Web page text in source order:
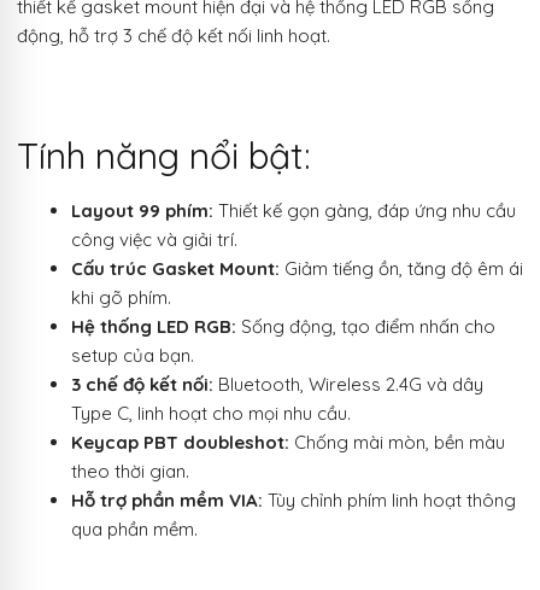
thiết kế gasket mount hiện đại và hệ thống LED RGB sống
động, hỗ trợ 3 chế độ kết nối linh hoạt.
Tính năng nổi bật:
Layout 99 phím: Thiết kế gọn gàng, đáp ứng nhu cầu
công việc và giải trí.
Cấu trúc Gasket Mount: Giảm tiếng ồn, tăng độ êm ái
khi gõ phím.
Hệ thống LED RGB: Sống động, tạo điểm nhấn cho
setup của bạn.
3 chế độ kết nối: Bluetooth, Wireless 2.4G và dây
Type C, linh hoạt cho mọi nhu cầu.
Keycap PBT doubleshot: Chống mài mòn, bền màu
theo thời gian.
Hỗ trợ phần mềm VIA: Tùy chỉnh phím linh hoạt thông
qua phần mềm.